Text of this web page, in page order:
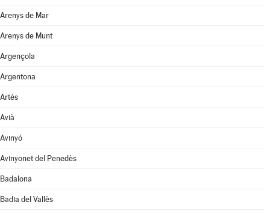
Arenys de Mar
Arenys de Munt
Argençola
Argentona
Artés
Avià
Avinyó
Avinyonet del Penedès
Badalona
Badia del Vallès